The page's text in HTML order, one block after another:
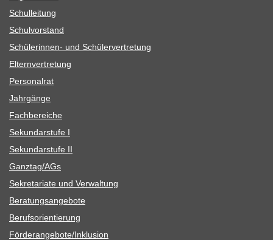
Schul­lei­tung
Schul­vor­stand
Schü­le­rin­nen- und Schülervertretung
Eltern­ver­tre­tung
Per­so­nal­rat
Jahr­gänge
Fach­be­rei­che
Sekun­dar­stufe I
Sekun­dar­stufe II
Ganztag/​​AGs
Sekre­ta­riate und Verwaltung
Bera­tungs­an­ge­bote
Berufs­ori­en­tie­rung
Förderangebote/​​Inklusion